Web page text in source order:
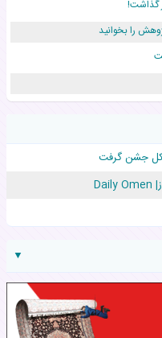
را بخوانید
خرج داشته
داد!
▼